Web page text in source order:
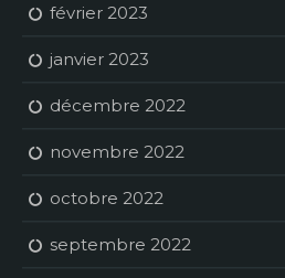
février 2023
janvier 2023
décembre 2022
novembre 2022
octobre 2022
septembre 2022